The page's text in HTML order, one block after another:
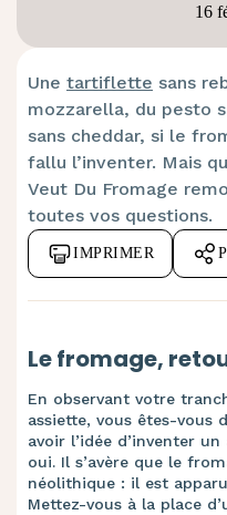
16
Une tartiflette sans
mozzarella, du pesto
sans cheddar, si le
fallu l’inventer. Mais
Veut Du Fromage
toutes vos questions.
IMPRIMER
Le fromage,
En observant votre
assiette, vous êtes-vous
avoir l’idée d’inventer
oui. Il s’avère que le
néolithique : il est
Mettez-vous à la place